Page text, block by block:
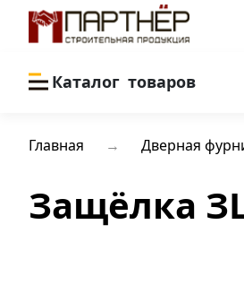
Каталог товаров
Главная Дверная
Защёлка